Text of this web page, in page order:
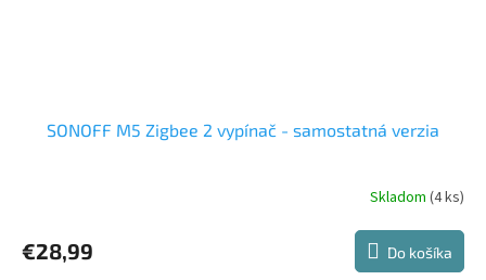
SONOFF M5 Zigbee 2 vypínač - samostatná verzia
Skladom (4 ks)
€28,99 Do košíka